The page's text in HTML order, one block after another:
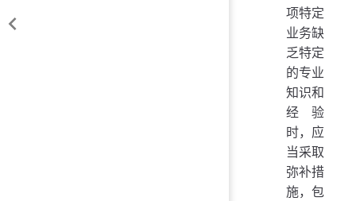
项特定
业务缺
乏特定
的专业
知识和
经验
时，应
当采取
弥补措
施，包